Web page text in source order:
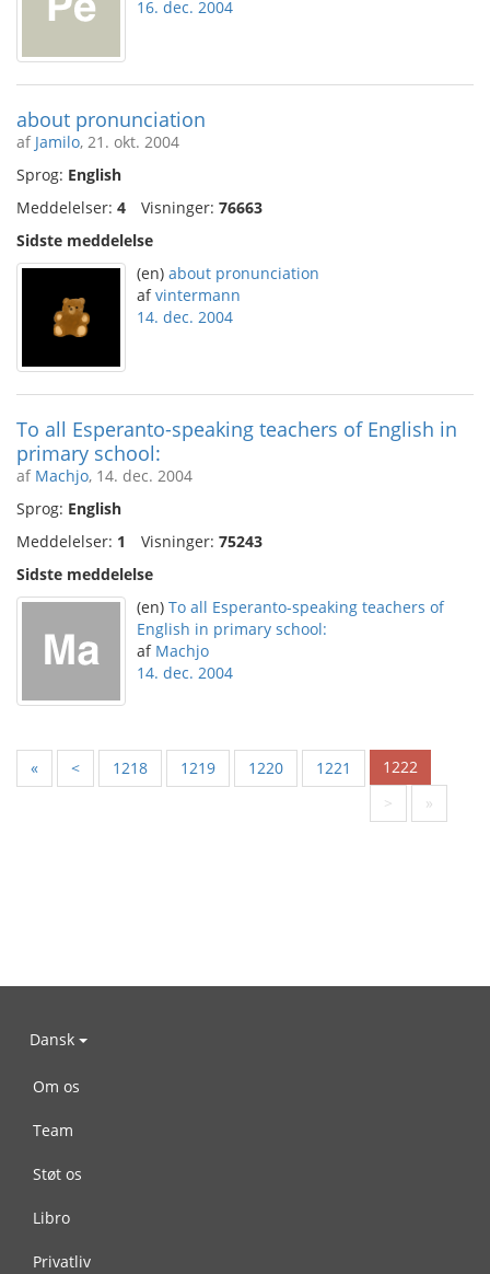
16. dec. 2004
about pronunciation
af Jamilo, 21. okt. 2004
Sprog: English
Meddelelser: 4 Visninger: 76663
Sidste meddelelse
(en) about pronunciation
afvintermann
14. dec. 2004
To all Esperanto-speaking teachers of English in
primary school:
af Machjo, 14. dec. 2004
Sprog: English
Meddelelser: 1 Visninger: 75243
Sidste meddelelse
(en) To all Esperanto-speaking teachers of
English in primary school:
af Machjo
14. dec. 2004
« < 1218 1219 1220 1221
1222
>
»
Dansk
Om os
Team
Støt os
Libro
Privatliv